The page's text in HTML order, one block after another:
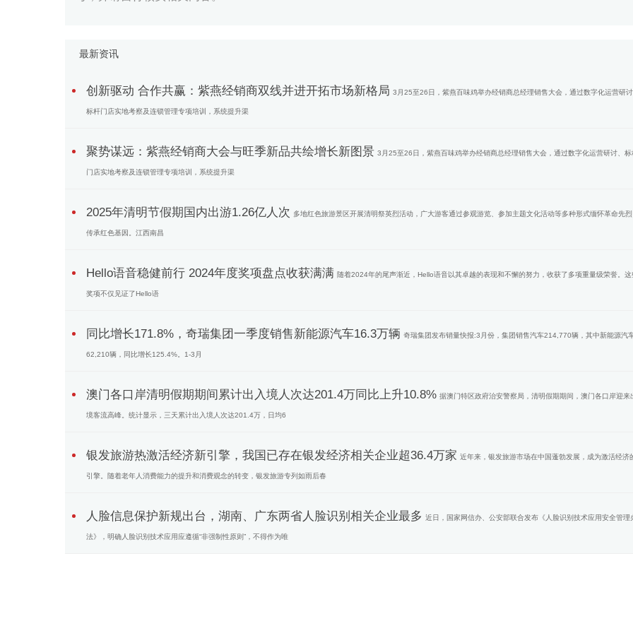
最新资讯
创新驱动 合作共赢：紫燕经销商双线并进开拓市场新格局 3月25至26日，紫燕百味鸡举办经销商总经理销售大会，通过数字化运营研讨
标杆门店实地考察及连锁管理专项培训，系统提升渠
聚势谋远：紫燕经销商大会与旺季新品共绘增长新图景 3月25至26日，紫燕百味鸡举办经销商总经理销售大会，通过数字化运营研讨、标
门店实地考察及连锁管理专项培训，系统提升渠
2025年清明节假期国内出游1.26亿人次 多地红色旅游景区开展清明祭英烈活动，广大游客通过参观游览、参加主题文化活动等多种形式缅怀革命先烈
传承红色基因。江西南昌
Hello语音稳健前行 2024年度奖项盘点收获满满 随着2024年的尾声渐近，Hello语音以其卓越的表现和不懈的努力，收获了多项重量级荣誉。这
奖项不仅见证了Hello语
同比增长171.8%，奇瑞集团一季度销售新能源汽车16.3万辆 奇瑞集团发布销量快报:3月份，集团销售汽车214,770辆，其中新能源汽
62,210辆，同比增长125.4%。1-3月
澳门各口岸清明假期期间累计出入境人次达201.4万同比上升10.8% 据澳门特区政府治安警察局，清明假期期间，澳门各口岸迎来
境客流高峰。统计显示，三天累计出入境人次达201.4万，日均6
银发旅游热激活经济新引擎，我国已存在银发经济相关企业超36.4万家 近年来，银发旅游市场在中国蓬勃发展，成为激活经济
引擎。随着老年人消费能力的提升和消费观念的转变，银发旅游专列如雨后春
人脸信息保护新规出台，湖南、广东两省人脸识别相关企业最多 近日，国家网信办、公安部联合发布《人脸识别技术应用安全管理
法》，明确人脸识别技术应用应遵循“非强制性原则”，不得作为唯